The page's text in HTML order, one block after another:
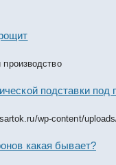
подставки
wp-content/
какая бывает?